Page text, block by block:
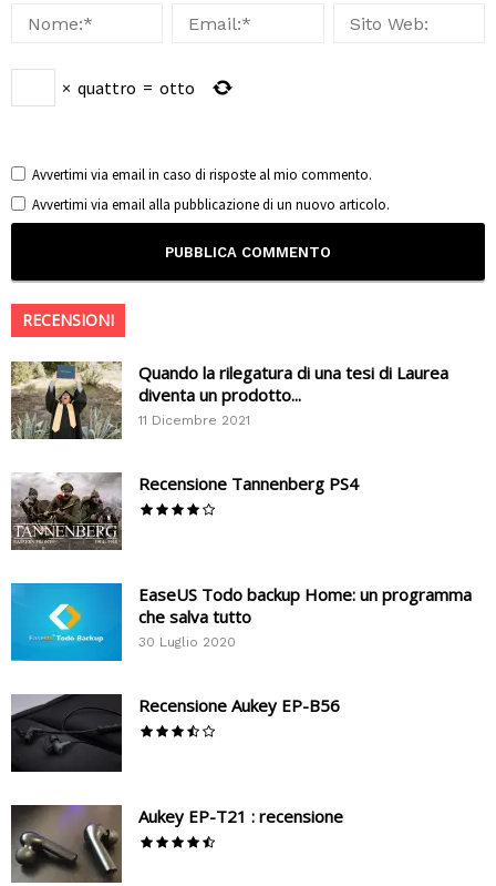
× quattro = otto
Avvertimi via email in caso di risposte al mio commento.
Avvertimi via email alla pubblicazione di un nuovo articolo.
RECENSIONI
Quando la rilegatura di una tesi di Laurea
diventa un prodotto...
11 Dicembre 2021
Recensione Tannenberg PS4
EaseUS Todo backup Home: un programma
che salva tutto
30 Luglio 2020
Recensione Aukey EP-B56
Aukey EP-T21 : recensione